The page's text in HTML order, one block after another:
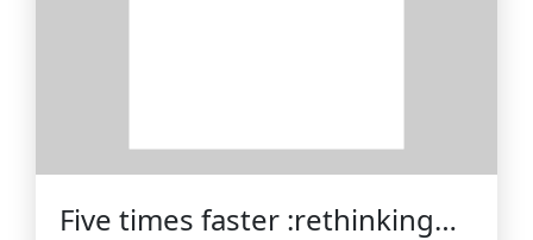
Five times faster :rethinking